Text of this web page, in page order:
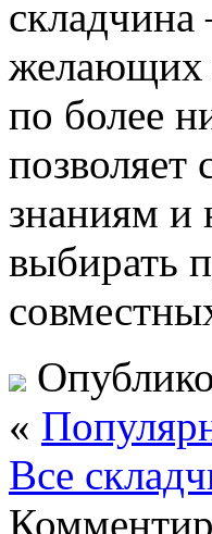
желающих
по более
позволяет
знаниям и
выбирать
«
Все